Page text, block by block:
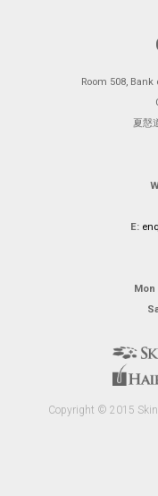
Room 508,
夏慤
E:
Mon
Copyright © 2015